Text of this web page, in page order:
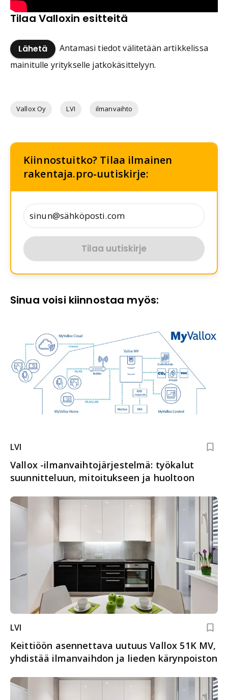
Tilaa Valloxin esitteitä
Lähetä
Antamasi tiedot välitetään artikkelissa
mainitulle yritykselle jatkokäsittelyyn.
Vallox Oy LVI ilmanvaihto
Kiinnostuitko? Tilaa ilmainen
rakentaja.pro-uutiskirje:
Tilaa uutiskirje
Sinua voisi kiinnostaa myös:
LVI
Vallox -ilmanvaihtojärjestelmä: työkalut
suunnitteluun, mitoitukseen ja huoltoon
LVI
Keittiöön asennettava uutuus Vallox 51K MV,
yhdistää ilmanvaihdon ja lieden kärynpoiston